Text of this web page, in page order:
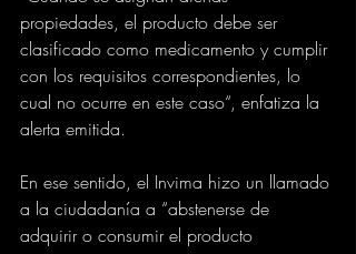
propiedades, el producto debe ser
clasificado como medicamento y cumplir
con los requisitos correspondientes, lo
cual no ocurre en este caso“, enfatiza la
alerta emitida.
En ese sentido, el Invima hizo un llamado
a la ciudadanía a “abstenerse de
adquirir o consumir el producto